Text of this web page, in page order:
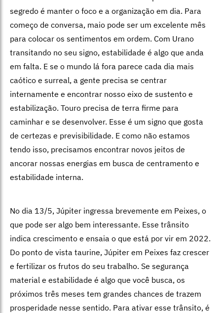
segredo é manter o foco e a organização em dia. Para
começo de conversa, maio pode ser um excelente mês
para colocar os sentimentos em ordem. Com Urano
transitando no seu signo, estabilidade é algo que anda
em falta. E se o mundo lá fora parece cada dia mais
caótico e surreal, a gente precisa se centrar
internamente e encontrar nosso eixo de sustento e
estabilização. Touro precisa de terra firme para
caminhar e se desenvolver. Esse é um signo que gosta
de certezas e previsibilidade. E como não estamos
tendo isso, precisamos encontrar novos jeitos de
ancorar nossas energias em busca de centramento e
estabilidade interna.
No dia 13/5, Júpiter ingressa brevemente em Peixes, o
que pode ser algo bem interessante. Esse trânsito
indica crescimento e ensaia o que está por vir em 2022.
Do ponto de vista taurine, Júpiter em Peixes faz crescer
e fertilizar os frutos do seu trabalho. Se segurança
material e estabilidade é algo que você busca, os
próximos três meses tem grandes chances de trazem
prosperidade nesse sentido. Para ativar esse trânsito, é